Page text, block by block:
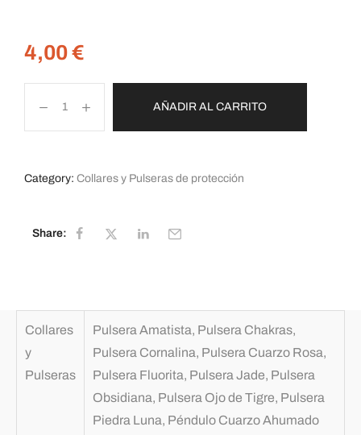
4,00€
AÑADIR AL CARRITO
Category: Collares y Pulseras de protección
Share:
Collares
y
Pulseras
Pulsera Amatista, Pulsera Chakras,
Pulsera Cornalina, Pulsera Cuarzo Rosa,
Pulsera Fluorita, Pulsera Jade, Pulsera
Obsidiana, Pulsera Ojo de Tigre, Pulsera
Piedra Luna, Péndulo Cuarzo Ahumado